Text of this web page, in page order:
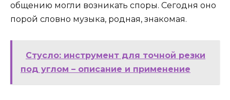
общению могли возникать споры. Сегодня оно
порой словно музыка, родная, знакомая.
Стусло: инструмент для точной резки
под углом – описание и применение